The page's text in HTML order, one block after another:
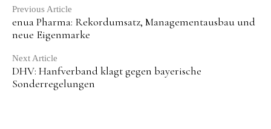
Continue
Reading
Previous Article
enua Pharma: Rekordumsatz, Managementausbau und
neue Eigenmarke
Next Article
DHV: Hanfverband klagt gegen bayerische
Sonderregelungen